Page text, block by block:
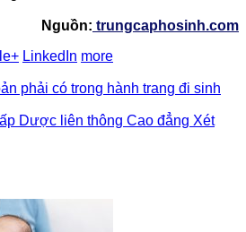
Nguồn: trungcaphosinh.com
LinkedIn more
phải có trong hành trang đi sinh
Dược liên thông Cao đẳng Xét